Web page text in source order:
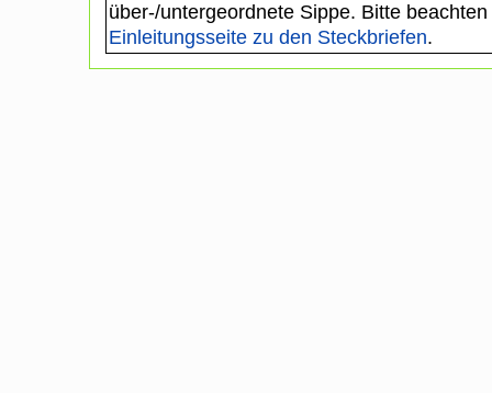
über-/untergeordnete Sippe. Bitte
Einleitungsseite zu den Steckbriefen.